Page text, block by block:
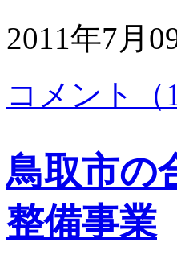
2011年7月
コメント（
鳥取市の
整備事業